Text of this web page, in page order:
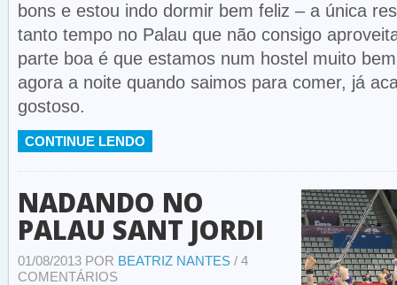
bons e estou indo dormir bem feliz – a única
tanto tempo no Palau que não consigo
parte boa é que estamos num hostel muito
agora a noite quando saimos para comer, já
gostoso.
CONTINUE LENDO
NADANDO NO
PALAU SANT JORDI
01/08/2013 POR BEATRIZ NANTES / 4
COMENTÁRIOS